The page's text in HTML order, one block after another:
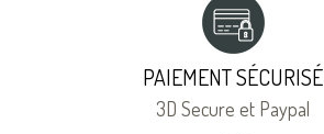
PAIEMENT SÉCURISÉ
3D Secure et Paypal